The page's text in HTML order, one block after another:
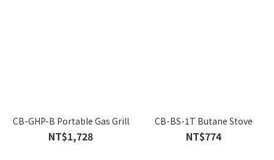
CB-GHP-B Portable Gas Grill
NT$1,728
CB-BS-1T Butane Stove
NT$774